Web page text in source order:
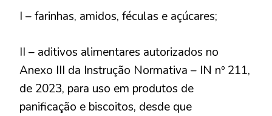
I – farinhas, amidos, féculas e açúcares;
II – aditivos alimentares autorizados no
Anexo III da Instrução Normativa – IN nº 211,
de 2023, para uso em produtos de
panificação e biscoitos, desde que